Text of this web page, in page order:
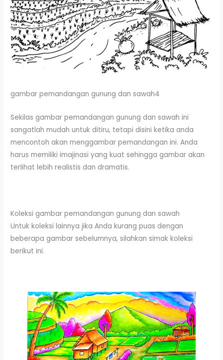
gambar pemandangan gunung dan sawah4
Sekilas gambar pemandangan gunung dan sawah ini
sangatlah mudah untuk ditiru, tetapi disini ketika anda
mencontoh akan menggambar pemandangan ini. Anda
harus memiliki imajinasi yang kuat sehingga gambar akan
terlihat lebih realistis dan dramatis.
Koleksi gambar pemandangan gunung dan sawah
Untuk koleksi lainnya jika Anda kurang puas dengan
beberapa gambar sebelumnya, silahkan simak koleksi
berikut ini.